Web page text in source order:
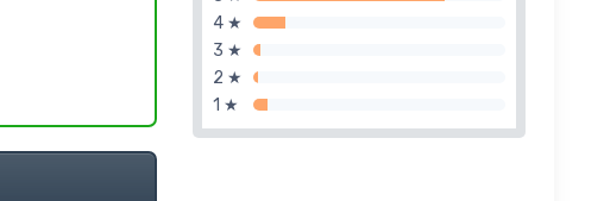
4 ★
3 ★
2 ★
1 ★